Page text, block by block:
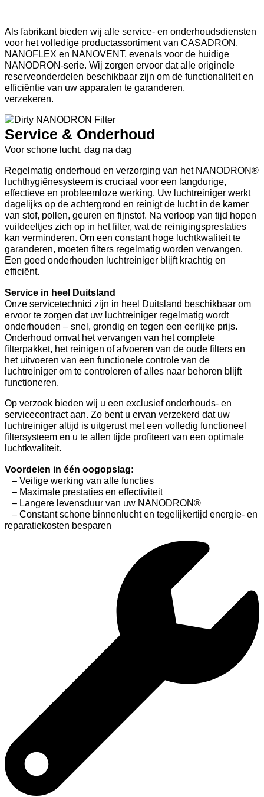
Als fabrikant bieden wij alle service- en onderhoudsdiensten
voor het volledige productassortiment van CASADRON,
NANOFLEX en NANOVENT, evenals voor de huidige
NANODRON-serie. Wij zorgen ervoor dat alle originele
reserveonderdelen beschikbaar zijn om de functionaliteit en
efficiëntie van uw apparaten te garanderen.
verzekeren.
Service & Onderhoud
Voor schone lucht, dag na dag
Regelmatig onderhoud en verzorging van het NANODRON®
luchthygiënesysteem is cruciaal voor een langdurige,
effectieve en probleemloze werking. Uw luchtreiniger werkt
dagelijks op de achtergrond en reinigt de lucht in de kamer
van stof, pollen, geuren en fijnstof. Na verloop van tijd hopen
vuildeeltjes zich op in het filter, wat de reinigingsprestaties
kan verminderen. Om een constant hoge luchtkwaliteit te
garanderen, moeten filters regelmatig worden vervangen.
Een goed onderhouden luchtreiniger blijft krachtig en
efficiënt.
Service in heel Duitsland
Onze servicetechnici zijn in heel Duitsland beschikbaar om
ervoor te zorgen dat uw luchtreiniger regelmatig wordt
onderhouden – snel, grondig en tegen een eerlijke prijs.
Onderhoud omvat het vervangen van het complete
filterpakket, het reinigen of afvoeren van de oude filters en
het uitvoeren van een functionele controle van de
luchtreiniger om te controleren of alles naar behoren blijft
functioneren.
Op verzoek bieden wij u een exclusief onderhouds- en
servicecontract aan. Zo bent u ervan verzekerd dat uw
luchtreiniger altijd is uitgerust met een volledig functioneel
filtersysteem en u te allen tijde profiteert van een optimale
luchtkwaliteit.
Voordelen in één oogopslag:
– Veilige werking van alle functies
– Maximale prestaties en effectiviteit
– Langere levensduur van uw NANODRON®
– Constant schone binnenlucht en tegelijkertijd energie- en
reparatiekosten besparen